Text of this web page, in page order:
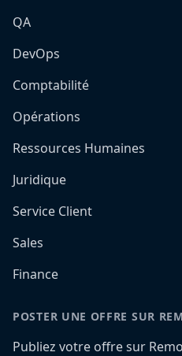
QA
DevOps
Comptabilité
Opérations
Ressources Humaines
Juridique
Service Client
Sales
Finance
POSTER UNE OFFRE SUR
Publiez votre offre sur